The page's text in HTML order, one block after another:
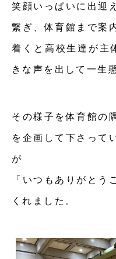
笑顔いっぱいに出迎
繋ぎ、体育館まで案
着くと高校生達が主
きな声を出して一生
その様子を体育館の
を企画して下さって
が
「いつもありがとう
くれました。